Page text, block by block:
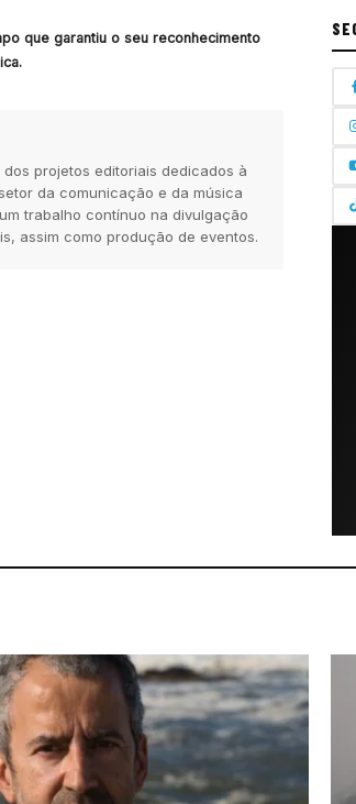
que garantiu o seu reconhecimento
projetos editoriais dedicados à
da comunicação e da música
trabalho contínuo na divulgação
assim como produção de eventos.